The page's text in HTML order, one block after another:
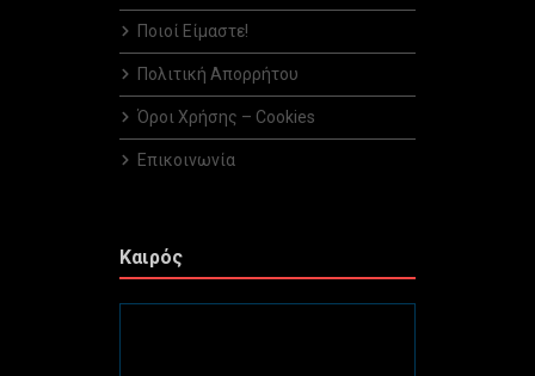
Ποιοί Είμαστε!
Πολιτική Απορρήτου
Όροι Χρήσης – Cookies
Επικοινωνία
Καιρός